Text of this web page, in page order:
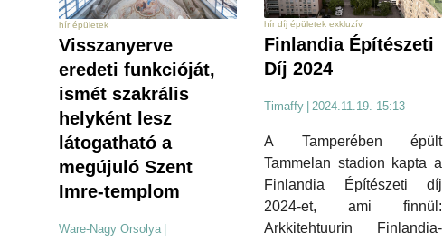
hír épületek
Visszanyerve
eredeti funkcióját,
ismét szakrális
helyként lesz
látogatható a
megújuló Szent
Imre-templom
Ware-Nagy Orsolya |
hír díj épületek exkluzív
Finlandia Építészeti
Díj 2024
Timaffy 2024.11.19. 15:13
A Tamperében épült
Tammelan stadion kapta a
Finlandia Építészeti díj
2024-et, ami finnül:
Arkkitehtuurin Finlandia-